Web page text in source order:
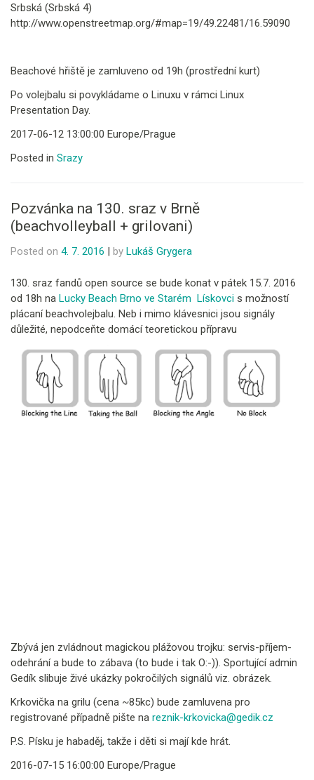
Srbská (Srbská 4)
http://www.openstreetmap.org/#map=19/49.22481/16.59090
Beachové hřiště je zamluveno od 19h (prostřední kurt)
Po volejbalu si povykládame o Linuxu v rámci Linux
Presentation Day.
2017-06-12 13:00:00 Europe/Prague
Posted in Srazy
Pozvánka na 130. sraz v Brně
(beachvolleyball + grilovani)
Posted on 4. 7. 2016 | by Lukáš Grygera
130. sraz fandů open source se bude konat v pátek 15.7. 2016
od 18h na Lucky Beach Brno ve Starém Lískovci s možností
plácaní beachvolejbalu. Neb i mimo klávesnici jsou signály
důležité, nepodceňte domácí teoretickou přípravu
Zbývá jen zvládnout magickou plážovou trojku: servis-příjem-
odehrání a bude to zábava (to bude i tak O:-)). Sportující admin
Gedík slibuje živé ukázky pokročilých signálů viz. obrázek.
Krkovička na grilu (cena ~85kc) bude zamluvena pro
registrované případně pište na reznik-krkovicka@gedik.cz
P.S. Písku je habaděj, takže i děti si mají kde hrát.
2016-07-15 16:00:00 Europe/Prague